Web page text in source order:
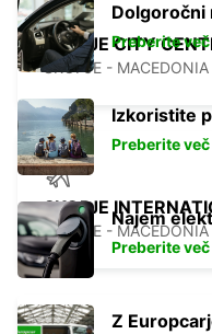
SKOPJE CITY
SKOPJE - MACEDONIA
SKOPJE
SKOPJE - MACEDONIA
Dolgoročni
Preberite več
Izkoristite
Preberite več
Najem
Preberite več
Z